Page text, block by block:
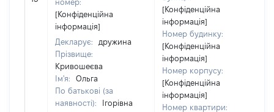
номер:
[Конфіденційна
інформація]
Декларує:
дружина
Прізвище:
Кривошеєва
Ім'я:
Ольга
По батькові (за
наявності):
Ігорівна
[Конфіденційна
інформація]
Номер будинку:
[Конфіденційна
інформація]
Номер корпусу:
[Конфіденційна
інформація]
Номер квартири: